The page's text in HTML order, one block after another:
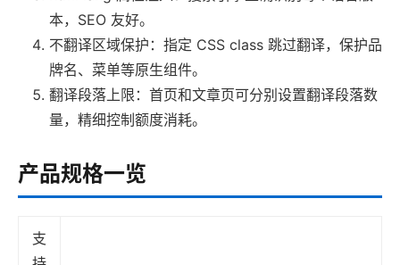
本，SEO 友好。
不翻译区域保护：指定 CSS class 跳过翻译，保护品
牌名、菜单等原生组件。
翻译段落上限：首页和文章页可分别设置翻译段落数
量，精细控制额度消耗。
产品规格一览
支